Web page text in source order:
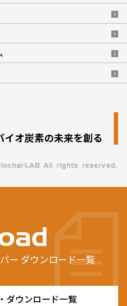
イオ炭素の未来を創る
All rights reserved.
ー ダウンロード一覧
ダウンロード一覧